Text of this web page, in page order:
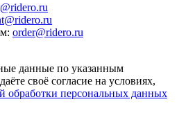
: order@ridero.ru
данные по указанным
своё согласие на условиях,
обработки персональных данных